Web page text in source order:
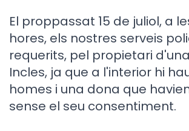
El proppassat 15 de juliol, a
hores, els nostres serveis
requerits, pel propietari
Incles, ja que a l'interior hi
homes i una dona que
sense el seu consentiment.